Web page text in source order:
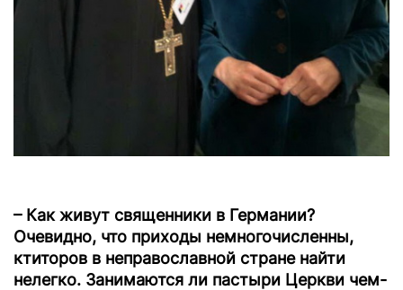
– Как живут священники в Германии?
Очевидно, что приходы немногочисленны,
ктиторов в неправославной стране найти
нелегко. Занимаются ли пастыри Церкви чем-